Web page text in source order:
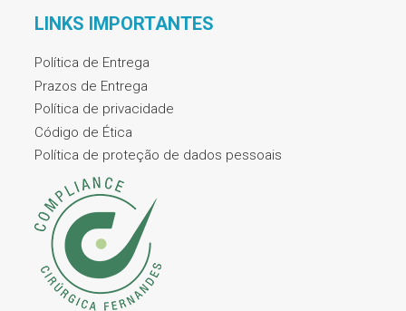
LINKS IMPORTANTES
Política de Entrega
Prazos de Entrega
Política de privacidade
Código de Ética
Política de proteção de dados pessoais